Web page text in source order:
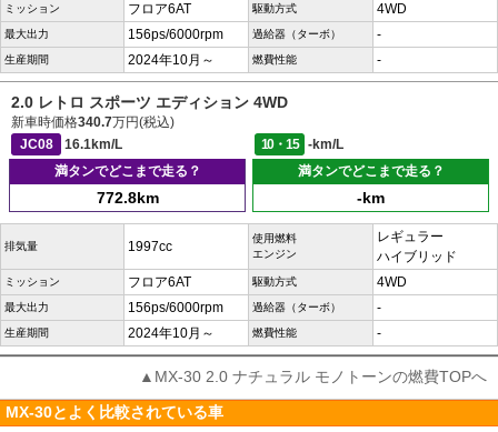
ミッション フロア6AT 駆動方式 4WD
最大出力 156ps/6000rpm 過給器（ターボ） -
生産期間 2024年10月～ 燃費性能 -
2.0 レトロ スポーツ エディション 4WD
新車時価格340.7万円(税込)
JC08
16.1km/L 10・15
-km/L
満タンでどこまで走る？
772.8km
満タンでどこまで走る？
-km
排気量 1997cc
使用燃料
エンジン
レギュラー
ハイブリッド
ミッション フロア6AT 駆動方式 4WD
最大出力 156ps/6000rpm 過給器（ターボ） -
生産期間 2024年10月～ 燃費性能 -
▲MX-30 2.0 ナチュラル モノトーンの燃費TOPへ
MX-30とよく比較されている車